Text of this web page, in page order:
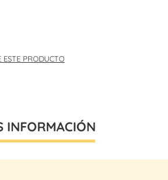
ESTE PRODUCTO
INFORMACIÓN